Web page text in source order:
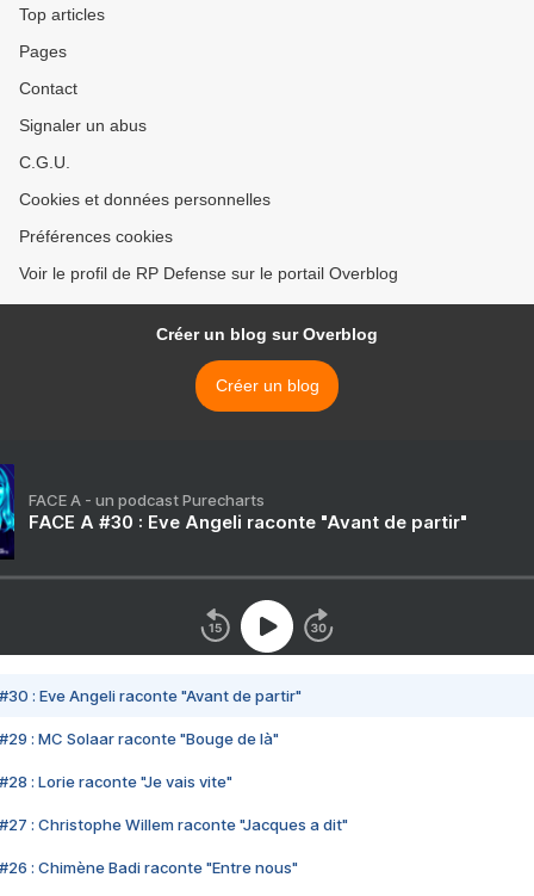
Top articles
Pages
Contact
Signaler un abus
C.G.U.
Cookies et données personnelles
Préférences cookies
Voir le profil de RP Defense sur le portail Overblog
Créer un blog sur Overblog
Créer un blog
FACE A - un podcast Purecharts
FACE A #30 : Eve Angeli raconte "Avant de partir"
#30 : Eve Angeli raconte "Avant de partir"
#29 : MC Solaar raconte "Bouge de là"
#28 : Lorie raconte "Je vais vite"
#27 : Christophe Willem raconte "Jacques a dit"
#26 : Chimène Badi raconte "Entre nous"